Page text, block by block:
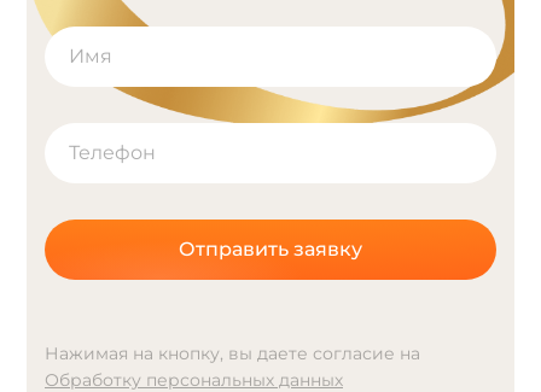
Отправить заявку
Нажимая на кнопку, вы даете согласие на
Обработку персональных данных